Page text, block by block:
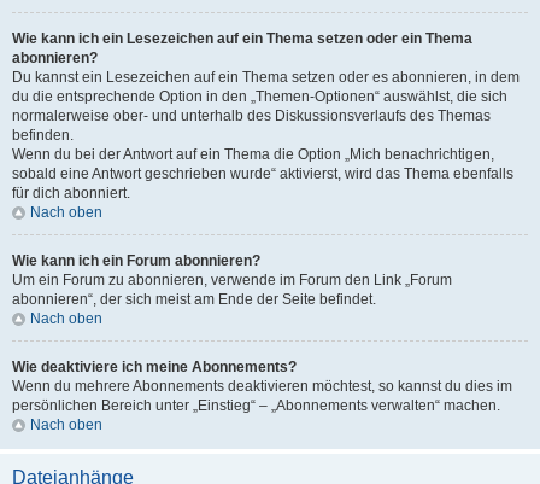
Wie kann ich ein Lesezeichen auf ein Thema setzen oder ein Thema
abonnieren?
Du kannst ein Lesezeichen auf ein Thema setzen oder es abonnieren, in dem
du die entsprechende Option in den „Themen-Optionen“ auswählst, die sich
normalerweise ober- und unterhalb des Diskussionsverlaufs des Themas
befinden.
Wenn du bei der Antwort auf ein Thema die Option „Mich benachrichtigen,
sobald eine Antwort geschrieben wurde“ aktivierst, wird das Thema ebenfalls
für dich abonniert.
Nach oben
Wie kann ich ein Forum abonnieren?
Um ein Forum zu abonnieren, verwende im Forum den Link „Forum
abonnieren“, der sich meist am Ende der Seite befindet.
Nach oben
Wie deaktiviere ich meine Abonnements?
Wenn du mehrere Abonnements deaktivieren möchtest, so kannst du dies im
persönlichen Bereich unter „Einstieg“ – „Abonnements verwalten“ machen.
Nach oben
Dateianhänge